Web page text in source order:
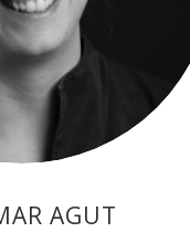
AGUT